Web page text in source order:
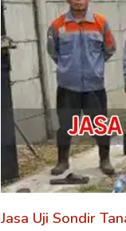
Jasa Uji Sondir